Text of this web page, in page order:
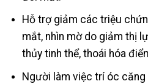
Hỗ trợ giảm các triệu
mắt, nhìn mờ do giảm thị
thủy tinh thể, thoái hóa
Người làm việc trí óc căng